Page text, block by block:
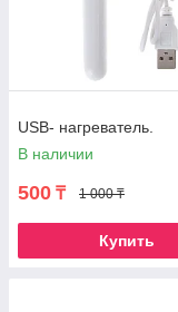
USB- нагреватель.
В наличии
500 ₸ 1 000 ₸
Купить